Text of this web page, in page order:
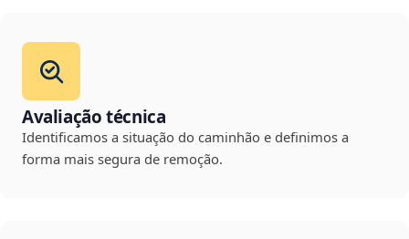
Avaliação técnica
Identificamos a situação do caminhão e definimos a
forma mais segura de remoção.